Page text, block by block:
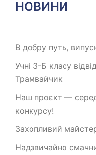
НОВИНИ
В добру путь,
Учні 3-Б класу
Трамвайчик
Наш проєкт —
конкурсу!
Захопливий
Надзвичайно